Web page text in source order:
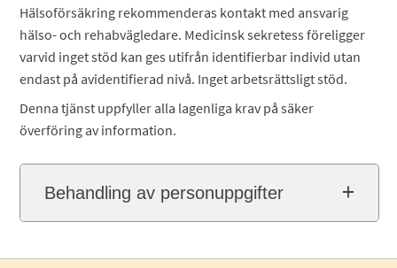
Hälsoförsäkring rekommenderas kontakt med ansvarig
hälso- och rehabvägledare. Medicinsk sekretess föreligger
varvid inget stöd kan ges utifrån identifierbar individ utan
endast på avidentifierad nivå. Inget arbetsrättsligt stöd.
Denna tjänst uppfyller alla lagenliga krav på säker
överföring av information.
Behandling av personuppgifter